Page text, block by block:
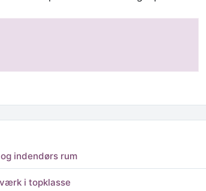
indendørs rum
i topklasse